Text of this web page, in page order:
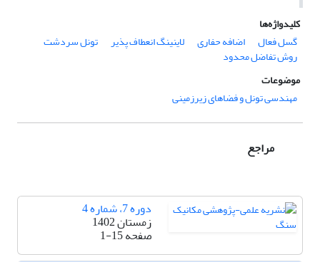
کلیدواژه‌ها
گسل فعال
اضافه حفاری لاینینگ انعطاف پذیر تونل سردشت
روش تفاضل محدود
موضوعات
مهندسی تونل و فضاهای زیرزمینی
مراجع
دوره 7، شماره 4
زمستان 1402
صفحه1-15